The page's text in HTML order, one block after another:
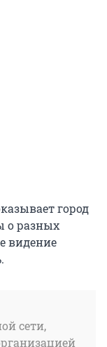
город
о разных
видение
сети,